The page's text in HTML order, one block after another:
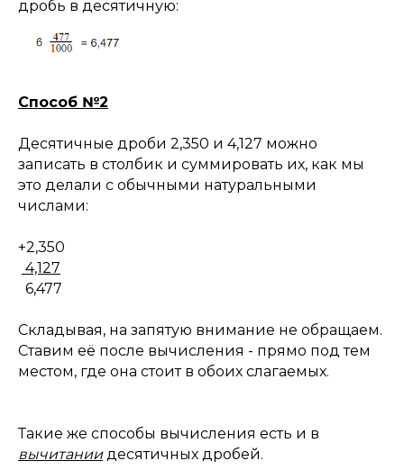
дробь в десятичную:
Способ №2
Десятичные дроби 2,350 и 4,127 можно
записать в столбик и суммировать их, как мы
это делали с обычными натуральными
числами:
+2,350
4,127
6,477
Складывая, на запятую внимание не обращаем.
Ставим её после вычисления - прямо под тем
местом, где она стоит в обоих слагаемых.
Такие же способы вычисления есть и в
вычитаниидесятичных дробей.